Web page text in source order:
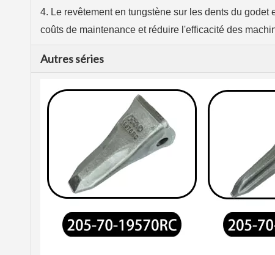
4. Le revêtement en tungstène sur les dents du
coûts de maintenance et réduire l'efficacité des
Autres séries